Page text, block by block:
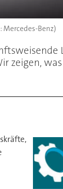
Mercedes-Benz)
zeigen,